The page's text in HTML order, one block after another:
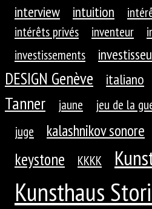
interview intuition
intérêts privés
inventeur
investissements
DESIGN Genève
italiano
Tanner
jaune jeu de la
juge kalashnikov sonore
keystone KKKK
Kunsthaus